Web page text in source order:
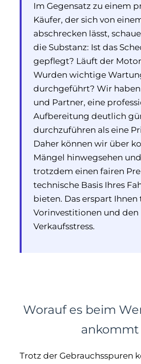
Im Gegensatz zu einem
Käufer, der sich von
abschrecken lässt,
die Substanz: Ist das
gepflegt? Läuft der
Wurden wichtige
durchgeführt? Wir
und Partner, eine
Aufbereitung deutlich
durchzuführen als eine
Daher können wir über
Mängel hinwegsehen
trotzdem einen fairen
technische Basis Ihres
bieten. Das erspart Ihnen
Vorinvestitionen und den
Verkaufsstress.
Worauf es beim
ankommt
Trotz der Gebrauchsspuren